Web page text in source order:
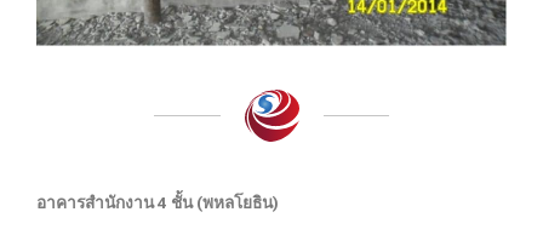
อาคารสำนักงาน 4 ชั้น (พหลโยธิน)